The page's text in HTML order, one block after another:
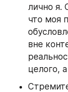
лично я.
что моя
вне
целого,